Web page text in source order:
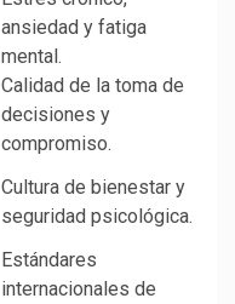
ansiedad y fatiga
mental.
Calidad de la toma de
decisiones y
compromiso.
Cultura de bienestar y
seguridad psicológica.
Estándares
internacionales de